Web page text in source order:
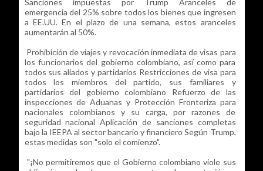
emergencia del 25% sobre todos los bienes que ingresen
a EE.UU. En el plazo de una semana, estos aranceles
aumentarán al 50%.
Prohibición de viajes y revocación inmediata de visas para
los funcionarios del gobierno colombiano, así como para
todos sus aliados y partidarios Restricciones de visa para
todos los miembros del partido, sus familiares y
partidarios del gobierno colombiano Refuerzo de las
inspecciones de Aduanas y Protección Fronteriza para
nacionales colombianos y su carga, por razones de
seguridad nacional Aplicación de sanciones completas
bajo la IEEPA al sector bancario y financiero Según Trump,
estas medidas son "solo el comienzo".
"¡No permitiremos que el Gobierno colombiano viole sus